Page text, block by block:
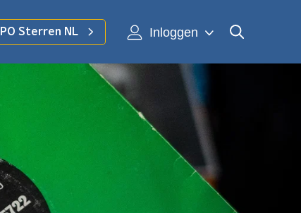
Sterren NL Inloggen